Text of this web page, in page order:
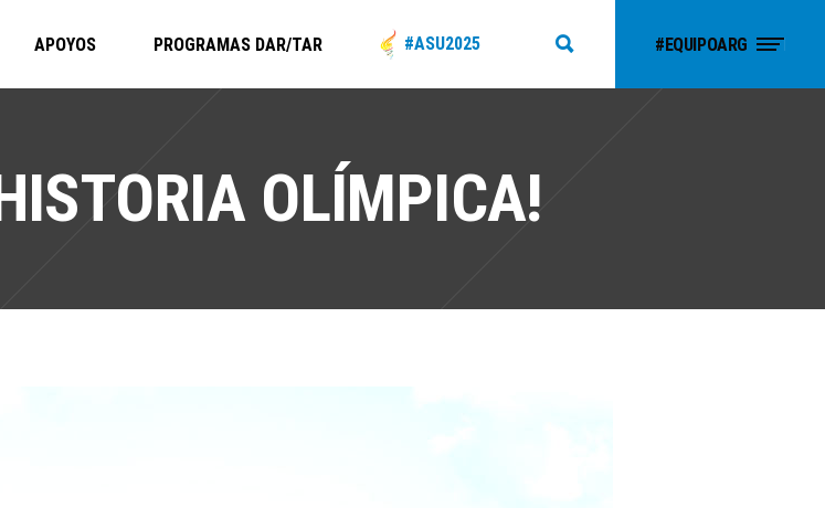
APOYOS PROGRAMAS DAR/TAR #ASU2025 #EQUIPOARG
OLÍMPICA!